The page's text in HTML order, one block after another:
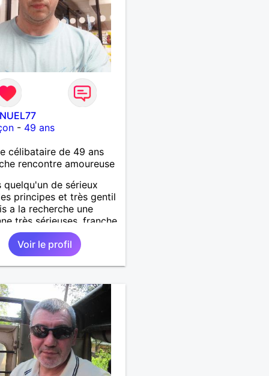
- 49 ans
célibataire de 49 ans
rencontre amoureuse
quelqu'un de sérieux
principes et très gentil
a la recherche une
très sérieuses ,franche
les critères les plus
voir accepter une
divorcer avec son
n y a aucun problème.
merci. Recherche dans
temps dialogue et
à connaître la
puis dans un deuxième
relation plus sérieuse a
vie a deux. (2017 )Ma
professionnelle et
Voir le profil